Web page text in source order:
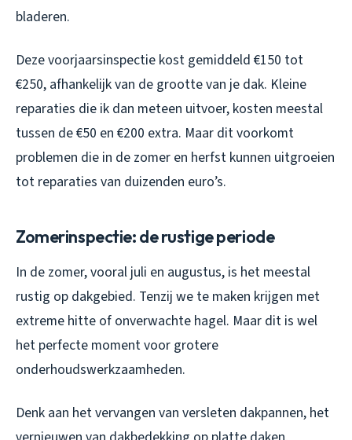
bladeren.
Deze voorjaarsinspectie kost gemiddeld €150 tot
€250, afhankelijk van de grootte van je dak. Kleine
reparaties die ik dan meteen uitvoer, kosten meestal
tussen de €50 en €200 extra. Maar dit voorkomt
problemen die in de zomer en herfst kunnen uitgroeien
tot reparaties van duizenden euro’s.
Zomerinspectie: de rustige periode
In de zomer, vooral juli en augustus, is het meestal
rustig op dakgebied. Tenzij we te maken krijgen met
extreme hitte of onverwachte hagel. Maar dit is wel
het perfecte moment voor grotere
onderhoudswerkzaamheden.
Denk aan het vervangen van versleten dakpannen, het